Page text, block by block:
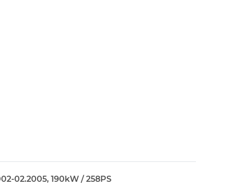
02.2005, 190kW / 258PS